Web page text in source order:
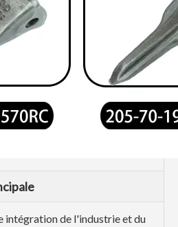
intégration de l'industrie et du